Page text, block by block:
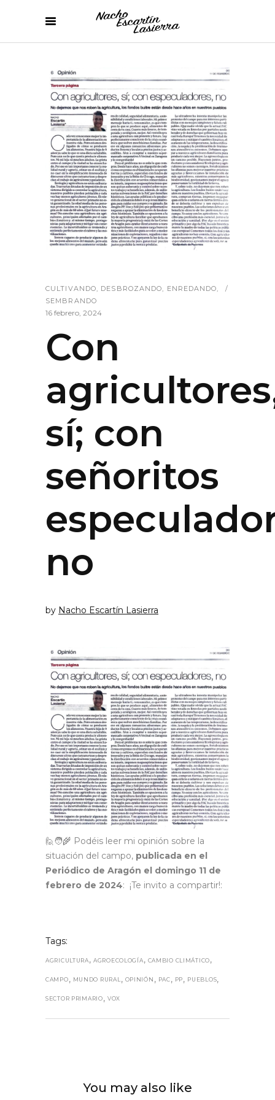
CULTIVANDO DESBROZANDO ENREDANDO
SEMBRANDO
16 febrero, 2024
Con
sí; con
señoritos
no
by Nacho Escartín Lasierra
🙋🧑‍🌾 Podéis leer mi opinión sobre la
situación del campo, publicada en el
Periódico de Aragón el domingo 11 de
febrero de 2024: ¡Te invito a compartir!:
Tags:
AGRICULTURA, AGROECOLOGÍA, CAMBIO CLIMÁTICO,
CAMPO, MUNDO RURAL , OPINIÓN , PAC, PP, PUEBLOS,
SECTOR PRIMARIO, VOX
You may also like